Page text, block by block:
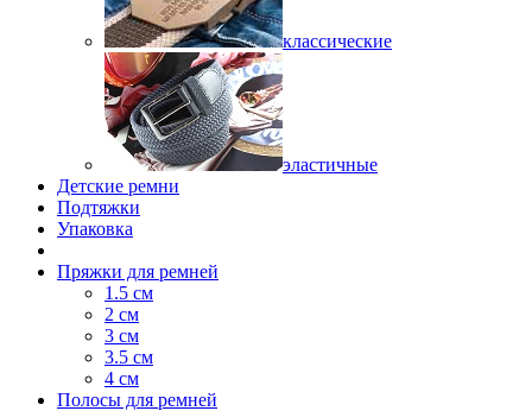
классические
эластичные
Детские ремни
Подтяжки
Упаковка
Пряжки для ремней
1.5 см
2 см
3 см
3.5 см
4 см
Полосы для ремней